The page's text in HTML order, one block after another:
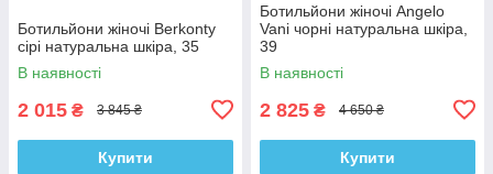
Ботильйони жіночі Berkonty
сірі натуральна шкіра, 35
В наявності
2 015 ₴ 3 845 ₴
Купити
Ботильйони жіночі Angelo
Vani чорні натуральна шкіра,
39
В наявності
2 825 ₴ 4 650 ₴
Купити